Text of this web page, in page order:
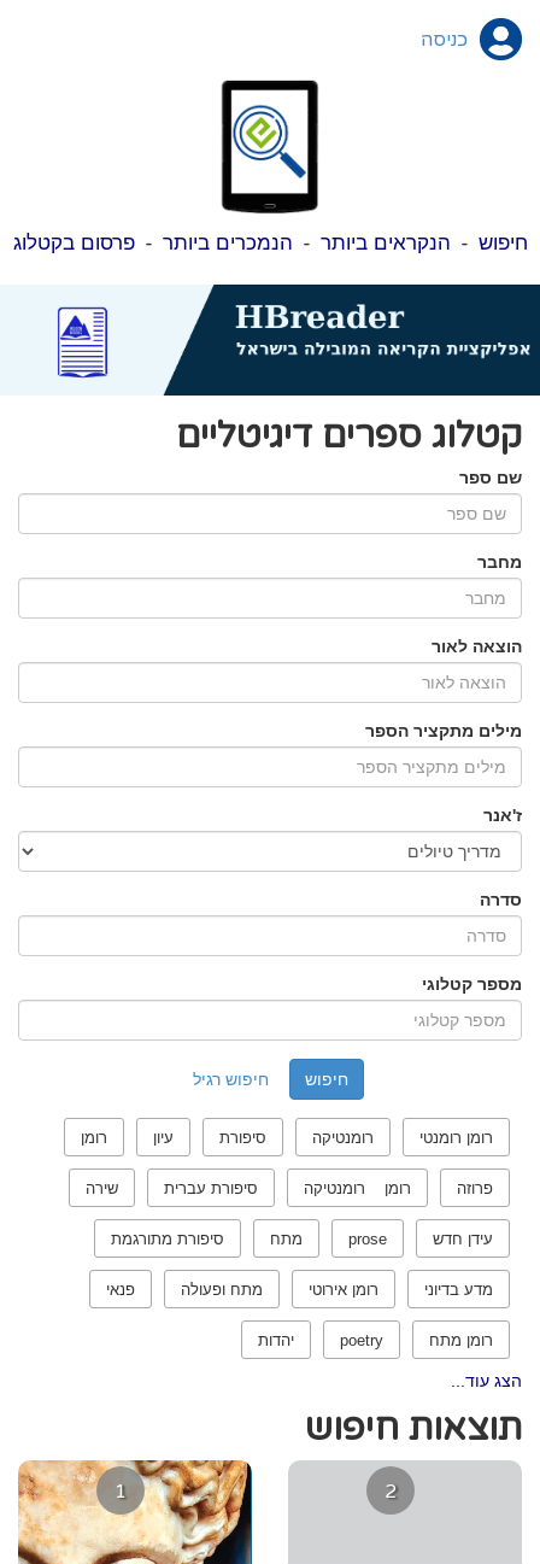
כניסה
חיפוש - הנקראים ביותר - הנמכרים ביותר -פרסום בקטלוג
קטלוג ספרים דיגיטליים
שם ספר
מחבר
הוצאה לאור
מילים מתקציר הספר
ז'אנר
סדרה
מספר קטלוגי
חיפוש רגיל
רומן רומנטי רומנטיקה סיפורת עיון רומן
פרוזה רומן רומנטיקה סיפורת עברית שירה
עידן חדש prose מתח סיפורת מתורגמת
מדע בדיוני רומן אירוטי מתח ופעולה פנאי
רומן מתח poetry יהדות
הצג עוד...
תוצאות חיפוש
1 2